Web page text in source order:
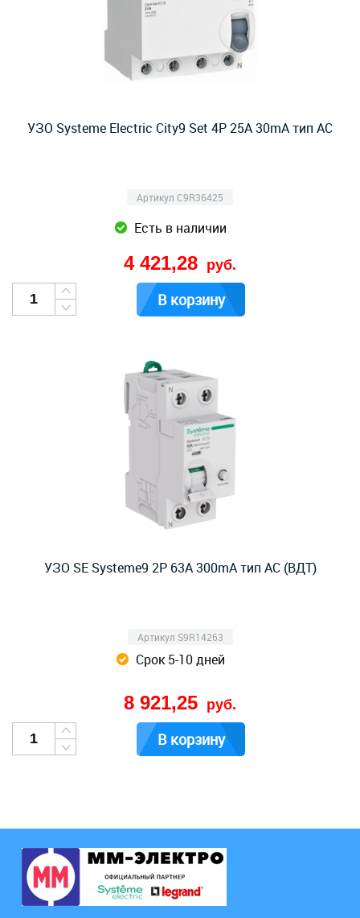
УЗО Systeme Electric City9 Set 4P 25A 30mA тип AC
Артикул C9R36425
Есть в наличии
4 421,28 руб.
В корзину
УЗО SE Systeme9 2P 63A 300mA тип AC (ВДТ)
Артикул S9R14263
Срок 5-10 дней
8 921,25 руб.
В корзину